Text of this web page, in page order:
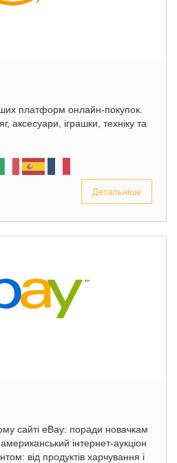
платформ онлайн-покупок.
аксесуари, іграшки, техніку та
Детальніше
сайті eBay: поради новачкам
інтернет-аукціон
від продуктів харчування і